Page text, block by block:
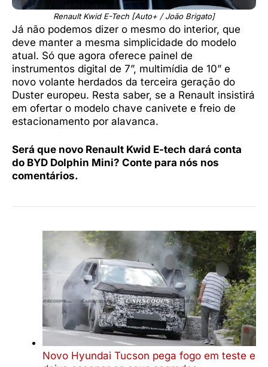
Renault Kwid E-Tech [Auto+ / João Brigato]
Já não podemos dizer o mesmo do interior, que
deve manter a mesma simplicidade do modelo
atual. Só que agora oferece painel de
instrumentos digital de 7”, multimídia de 10” e
novo volante herdados da terceira geração do
Duster europeu. Resta saber, se a Renault insistirá
em ofertar o modelo chave canivete e freio de
estacionamento por alavanca.
Será que novo Renault Kwid E-tech dará conta
do BYD Dolphin Mini? Conte para nós nos
comentários.
Novo Hyundai Tucson pega fogo em teste e